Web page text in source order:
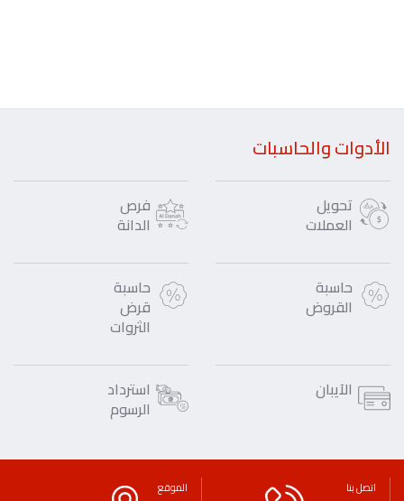
الأدوات والحاسبات
تحويل
العملات
فرص
الدانة
حاسبة
القروض
حاسبة
قرض
الثروات
الآيبان استرداد
الرسوم
اتصل بنا الموقع